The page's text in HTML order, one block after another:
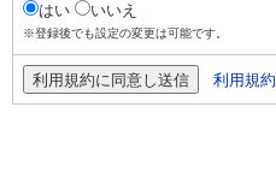
はい
いいえ
※登録後でも設定の変更は可能です。
利用規約